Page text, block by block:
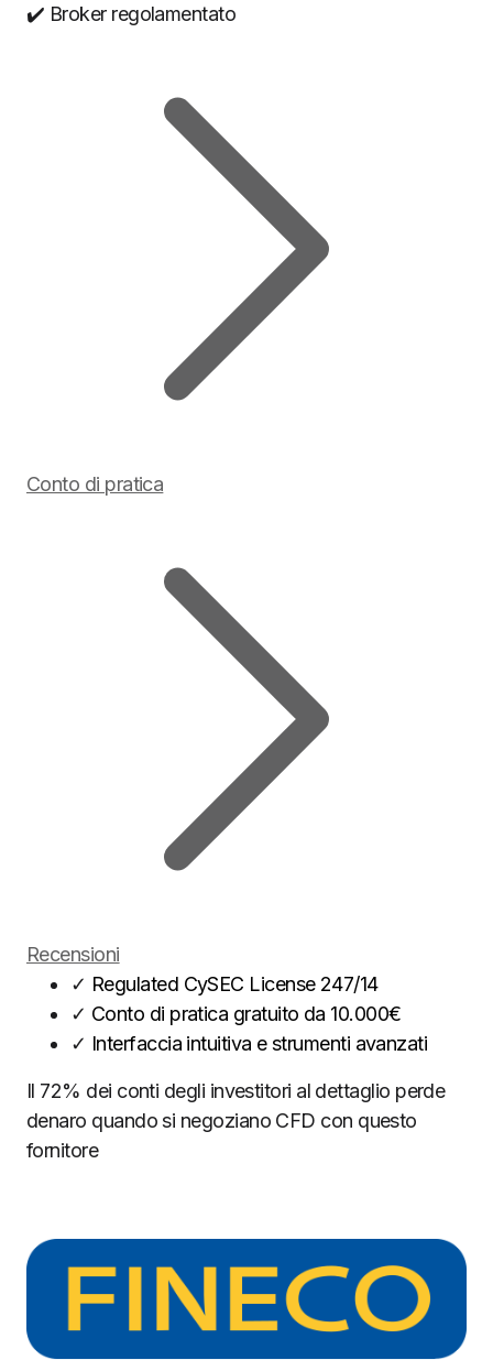
✔️ Broker regolamentato
Conto di pratica
Recensioni
✓ Regulated CySEC License 247/14
✓ Conto di pratica gratuito da 10.000€
✓ Interfaccia intuitiva e strumenti avanzati
Il 72% dei conti degli investitori al dettaglio perde
denaro quando si negoziano CFD con questo
fornitore